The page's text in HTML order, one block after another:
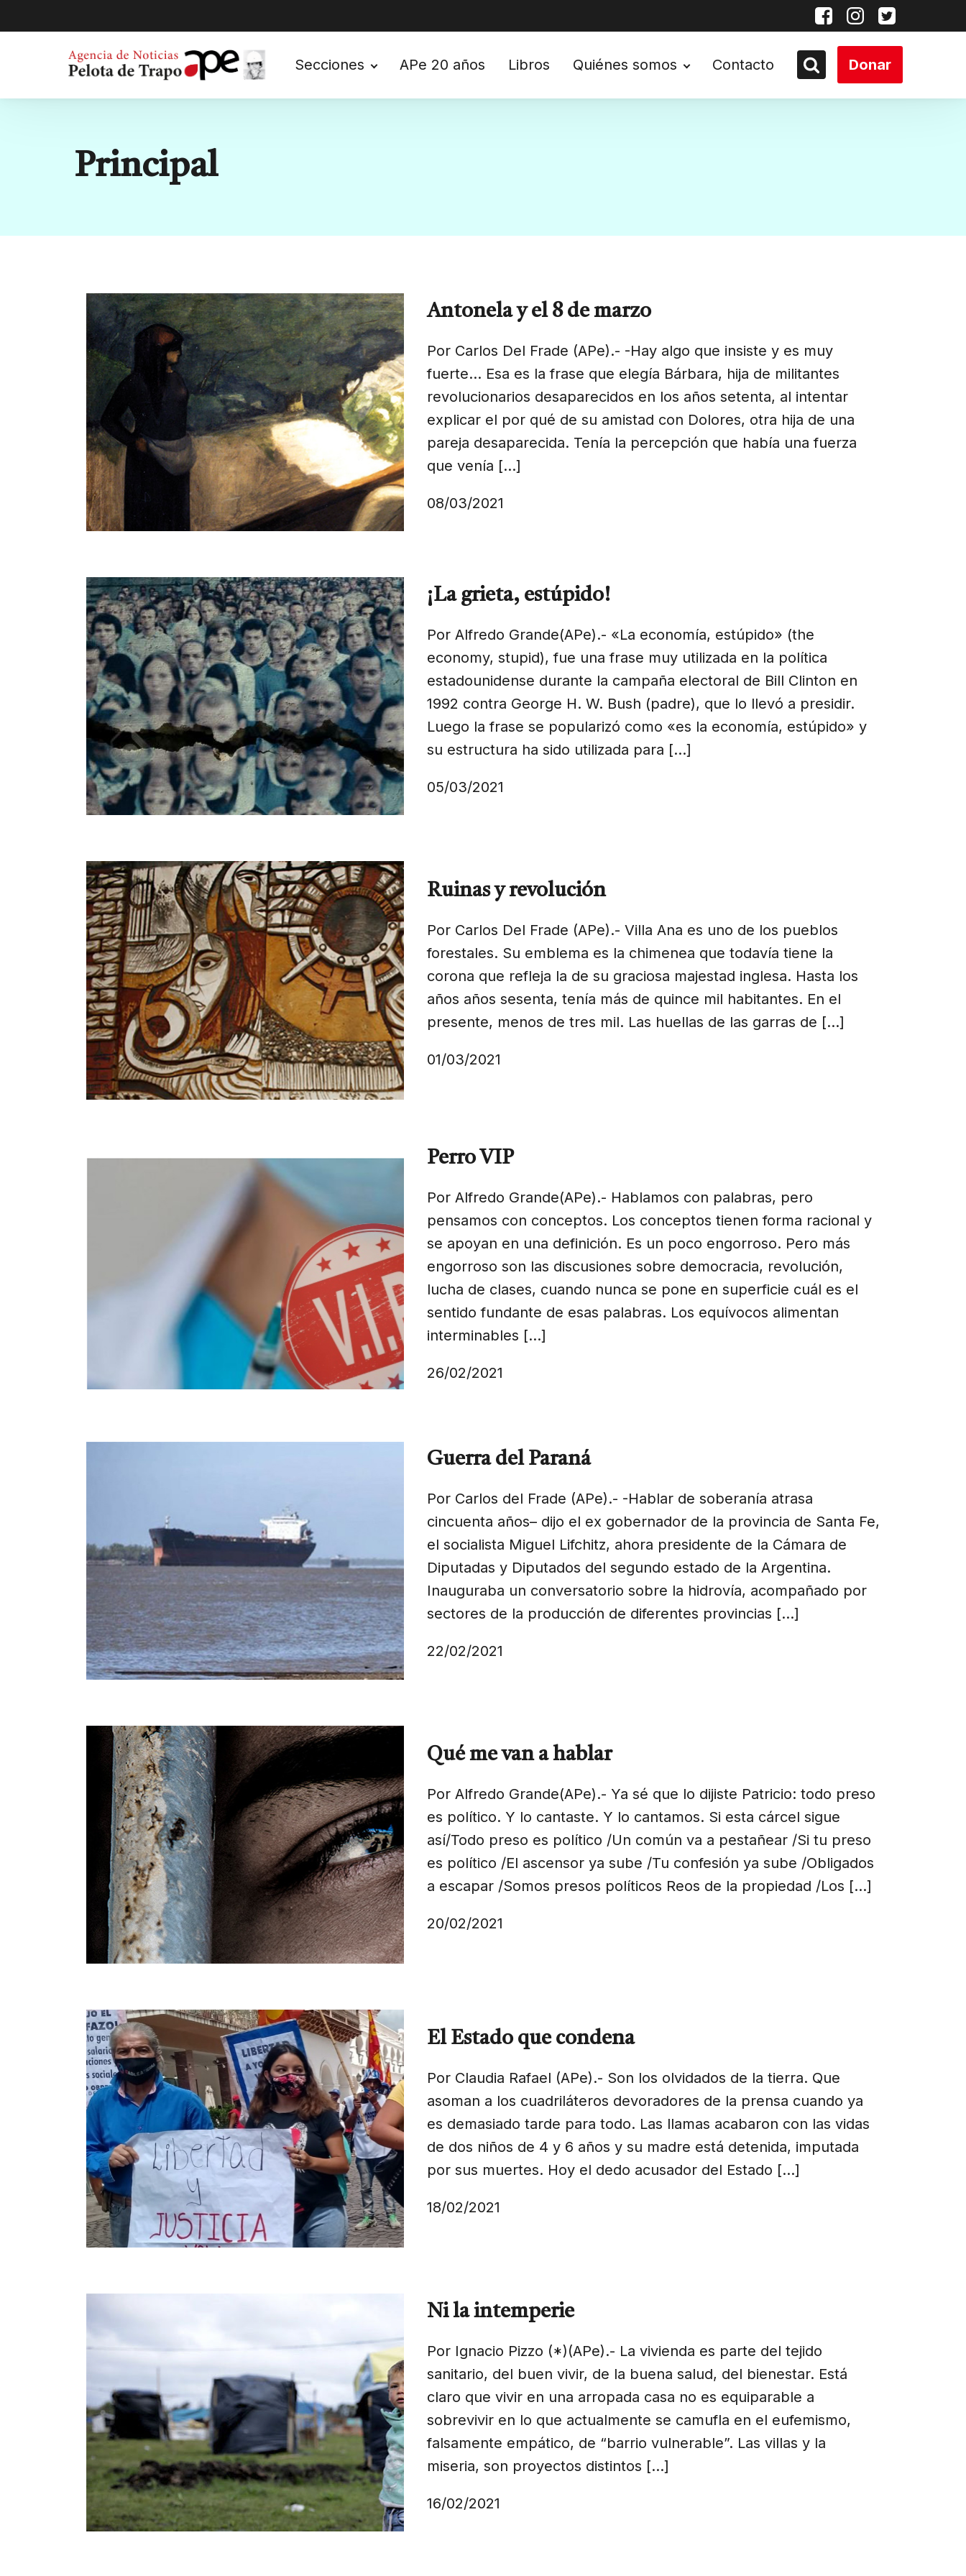
Secciones APe 20 años Libros Quiénes somos Contacto Donar
Categoría:
Principal
Antonela y el 8 de marzo
Por Carlos Del Frade (APe).- -Hay algo que insiste y es muy
fuerte… Esa es la frase que elegía Bárbara, hija de militantes
revolucionarios desaparecidos en los años setenta, al intentar
explicar el por qué de su amistad con Dolores, otra hija de una
pareja desaparecida. Tenía la percepción que había una fuerza
que venía […]
08/03/2021
¡La grieta, estúpido!
Por Alfredo Grande(APe).- «La economía, estúpido» (the
economy, stupid), fue una frase muy utilizada en la política
estadounidense durante la campaña electoral de Bill Clinton en
1992 contra George H. W. Bush (padre), que lo llevó a presidir.
Luego la frase se popularizó como «es la economía, estúpido» y
su estructura ha sido utilizada para […]
05/03/2021
Ruinas y revolución
Por Carlos Del Frade (APe).- Villa Ana es uno de los pueblos
forestales. Su emblema es la chimenea que todavía tiene la
corona que refleja la de su graciosa majestad inglesa. Hasta los
años años sesenta, tenía más de quince mil habitantes. En el
presente, menos de tres mil. Las huellas de las garras de […]
01/03/2021
Perro VIP
Por Alfredo Grande(APe).- Hablamos con palabras, pero
pensamos con conceptos. Los conceptos tienen forma racional y
se apoyan en una definición. Es un poco engorroso. Pero más
engorroso son las discusiones sobre democracia, revolución,
lucha de clases, cuando nunca se pone en superficie cuál es el
sentido fundante de esas palabras. Los equívocos alimentan
interminables […]
26/02/2021
Guerra del Paraná
Por Carlos del Frade (APe).- -Hablar de soberanía atrasa
cincuenta años– dijo el ex gobernador de la provincia de Santa Fe,
el socialista Miguel Lifchitz, ahora presidente de la Cámara de
Diputadas y Diputados del segundo estado de la Argentina.
Inauguraba un conversatorio sobre la hidrovía, acompañado por
sectores de la producción de diferentes provincias […]
22/02/2021
Qué me van a hablar
Por Alfredo Grande(APe).- Ya sé que lo dijiste Patricio: todo preso
es político. Y lo cantaste. Y lo cantamos. Si esta cárcel sigue
así/Todo preso es político /Un común va a pestañear /Si tu preso
es político /El ascensor ya sube /Tu confesión ya sube /Obligados
a escapar /Somos presos políticos Reos de la propiedad /Los […]
20/02/2021
El Estado que condena
Por Claudia Rafael (APe).- Son los olvidados de la tierra. Que
asoman a los cuadriláteros devoradores de la prensa cuando ya
es demasiado tarde para todo. Las llamas acabaron con las vidas
de dos niños de 4 y 6 años y su madre está detenida, imputada
por sus muertes. Hoy el dedo acusador del Estado […]
18/02/2021
Ni la intemperie
Por Ignacio Pizzo (*)(APe).- La vivienda es parte del tejido
sanitario, del buen vivir, de la buena salud, del bienestar. Está
claro que vivir en una arropada casa no es equiparable a
sobrevivir en lo que actualmente se camufla en el eufemismo,
falsamente empático, de “barrio vulnerable”. Las villas y la
miseria, son proyectos distintos […]
16/02/2021